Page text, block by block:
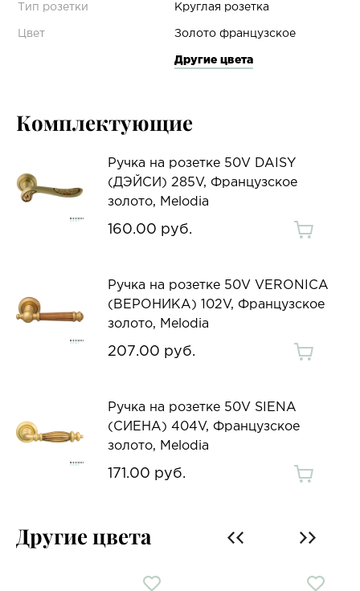
Тип розетки Круглая розетка
Цвет Золото французское
Другие цвета
Комплектующие
Ручка на розетке 50V DAISY
(ДЭЙСИ) 285V, Французское
золото, Melodia
160.00 руб.
Ручка на розетке 50V VERONICA
(ВЕРОНИКА) 102V, Французское
золото, Melodia
207.00 руб.
Ручка на розетке 50V SIENA
(СИЕНА) 404V, Французское
золото, Melodia
171.00 руб.
Другие цвета